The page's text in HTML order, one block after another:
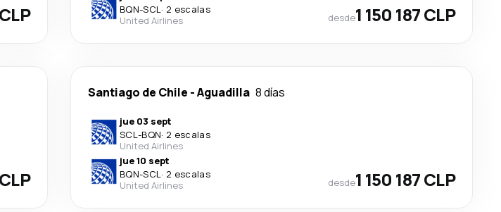
BQN-SCL· 2 escalas
United Airlines
desde1 150 187 CLP
Santiago de Chile -Aguadilla 8 días
jue 03 sept
SCL-BQN· 2 escalas
United Airlines
jue 10 sept
BQN-SCL· 2 escalas
United Airlines
desde1 150 187 CLP